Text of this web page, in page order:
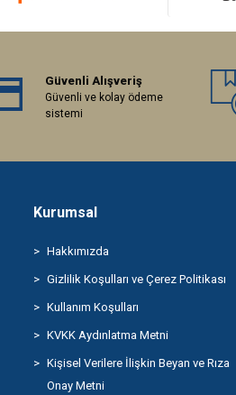
Güvenli Alışveriş
Güvenli ve kolay ödeme
sistemi
Kurumsal
Hakkımızda
Gizlilik Koşulları ve Çerez Politikası
Kullanım Koşulları
KVKK Aydınlatma Metni
Kişisel Verilere İlişkin Beyan ve Rıza
Onay Metni